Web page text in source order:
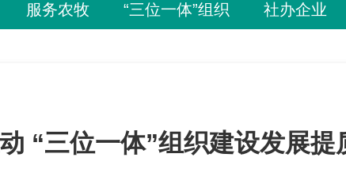
服务农牧 “三位一体”组织 社办企业
“三位一体”组织建设发展提